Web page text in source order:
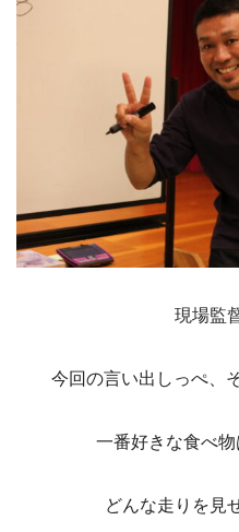
現場監
今回の言い出しっぺ、
一番好きな食べ物
どんな走りを見